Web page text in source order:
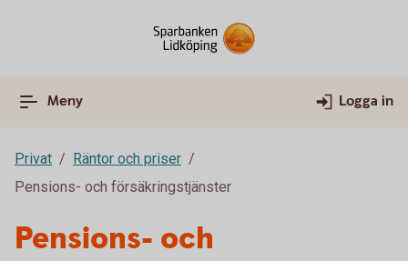
Meny Logga in
Privat
Räntor och priser
Pensions- och försäkringstjänster
Pensions- och